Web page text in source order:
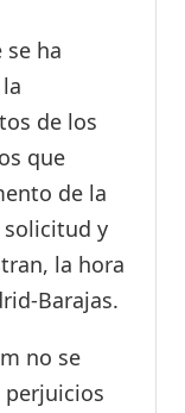
ha
de los
que
de la
y
la hora
Barajas.
no se
perjuicios